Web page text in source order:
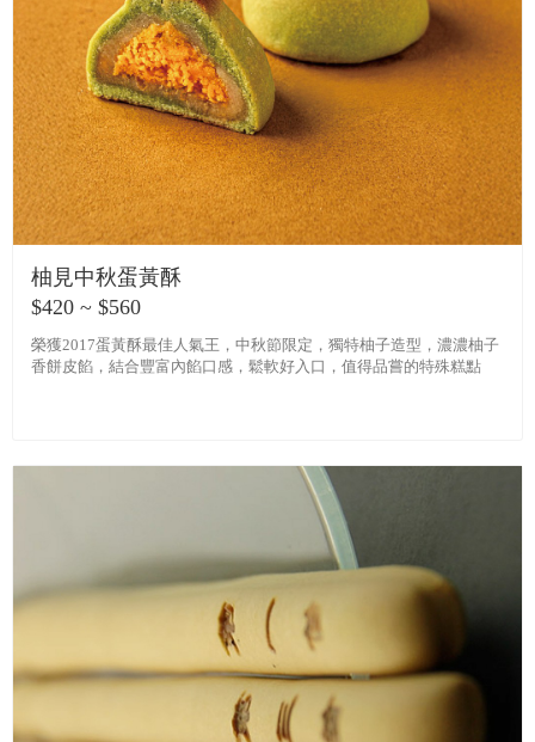
柚見中秋蛋黃酥
$420 ~ $560
榮獲2017蛋黃酥最佳人氣王，中秋節限定，獨特柚子造型，濃濃柚子
香餅皮餡，結合豐富內餡口感，鬆軟好入口，值得品嘗的特殊糕點